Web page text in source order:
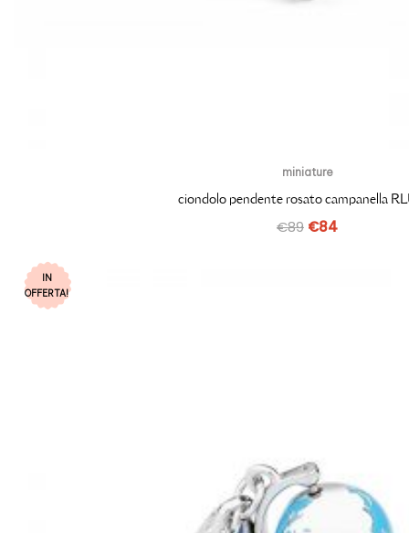
miniature
ciondolo pendente rosato campanella
€89 €84
IN
OFFERTA!